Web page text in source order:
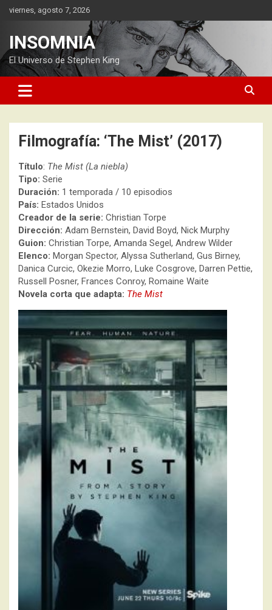
Saltarviernes, agosto 7, 2026
INSOMNIA
El Universo de Stephen King
Filmografía: ‘The Mist’ (2017)
Título: The Mist (La niebla)
Tipo: Serie
Duración: 1 temporada / 10 episodios
País: Estados Unidos
Creador de la serie: Christian Torpe
Dirección: Adam Bernstein, David Boyd, Nick Murphy
Guion: Christian Torpe, Amanda Segel, Andrew Wilder
Elenco: Morgan Spector, Alyssa Sutherland, Gus Birney,
Danica Curcic, Okezie Morro, Luke Cosgrove, Darren Pettie,
Russell Posner, Frances Conroy, Romaine Waite
Novela corta que adapta: The Mist